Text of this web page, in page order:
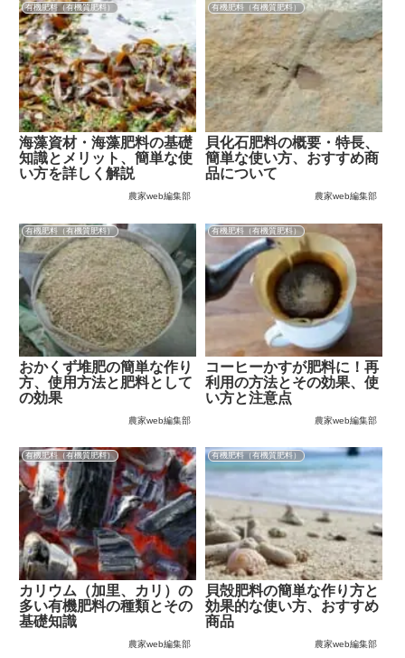
有機肥料（有機質肥料）
海藻資材・海藻肥料の基礎
知識とメリット、簡単な使
い方を詳しく解説
農家web編集部
有機肥料（有機質肥料）
貝化石肥料の概要・特長、
簡単な使い方、おすすめ商
品について
農家web編集部
有機肥料（有機質肥料）
おかくず堆肥の簡単な作り
方、使用方法と肥料として
の効果
農家web編集部
有機肥料（有機質肥料）
コーヒーかすが肥料に！再
利用の方法とその効果、使
い方と注意点
農家web編集部
有機肥料（有機質肥料）
カリウム（加里、カリ）の
多い有機肥料の種類とその
基礎知識
農家web編集部
有機肥料（有機質肥料）
貝殻肥料の簡単な作り方と
効果的な使い方、おすすめ
商品
農家web編集部